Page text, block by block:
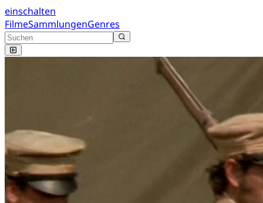
einschalten
FilmeSammlungenGenres